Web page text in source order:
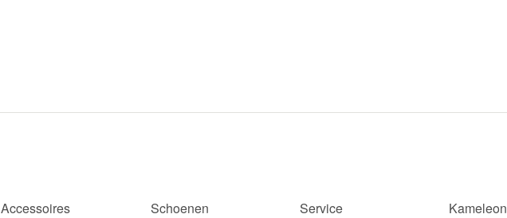
Accessoires Schoenen Service Kameleon